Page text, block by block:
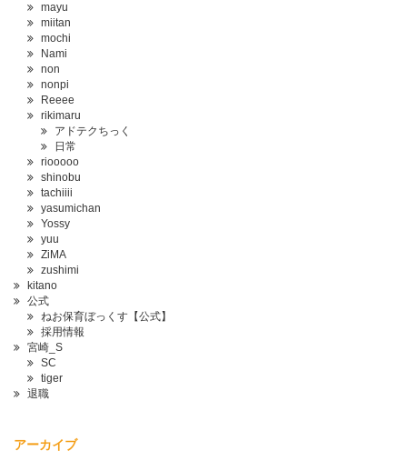
mayu
miitan
mochi
Nami
non
nonpi
Reeee
rikimaru
アドテクちっく
日常
riooooo
shinobu
tachiiii
yasumichan
Yossy
yuu
ZiMA
zushimi
kitano
公式
ねお保育ぼっくす【公式】
採用情報
宮崎_S
SC
tiger
退職
アーカイブ